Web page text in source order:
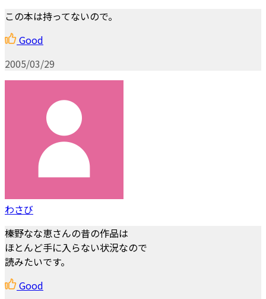
この本は持ってないので。
Good
2005/03/29
わさび
榛野なな恵さんの昔の作品は
ほとんど手に入らない状況なので
読みたいです。
Good